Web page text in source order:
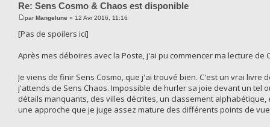
Re: Sens Cosmo & Chaos est disponible
parMangelune » 12 Avr 2016, 11:16
[Pas de spoilers ici]
Après mes déboires avec la Poste, j'ai pu commencer ma lecture de
Je viens de finir Sens Cosmo, que j'ai trouvé bien. C'est un vrai
j'attends de Sens Chaos. Impossible de hurler sa joie devant un tel
détails manquants, des villes décrites, un classement
une approche que je juge assez mature des différents points de